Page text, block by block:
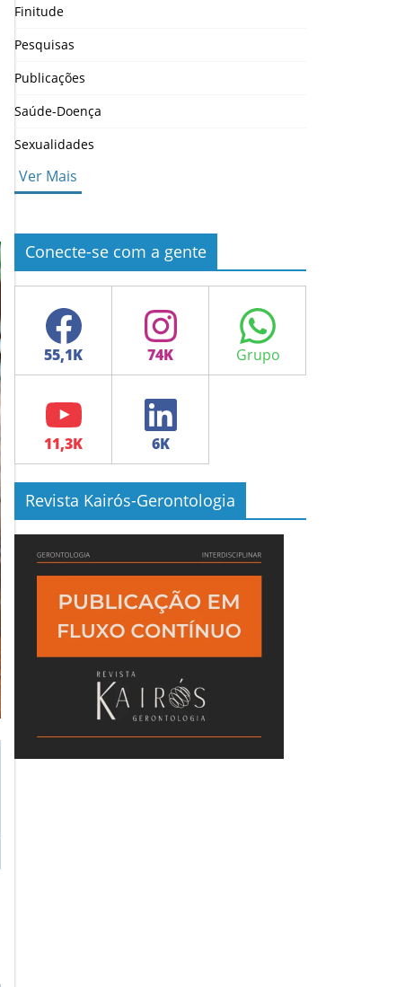
Finitude
Pesquisas
Publicações
Saúde-Doença
Sexualidades
Ver Mais
Conecte-se com a gente
Facebook Instagram WhatsApp
YouTube LinkedIn
Revista Kairós-Gerontologia